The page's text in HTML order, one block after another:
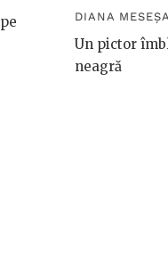
DIANA
Un pictor
neagră